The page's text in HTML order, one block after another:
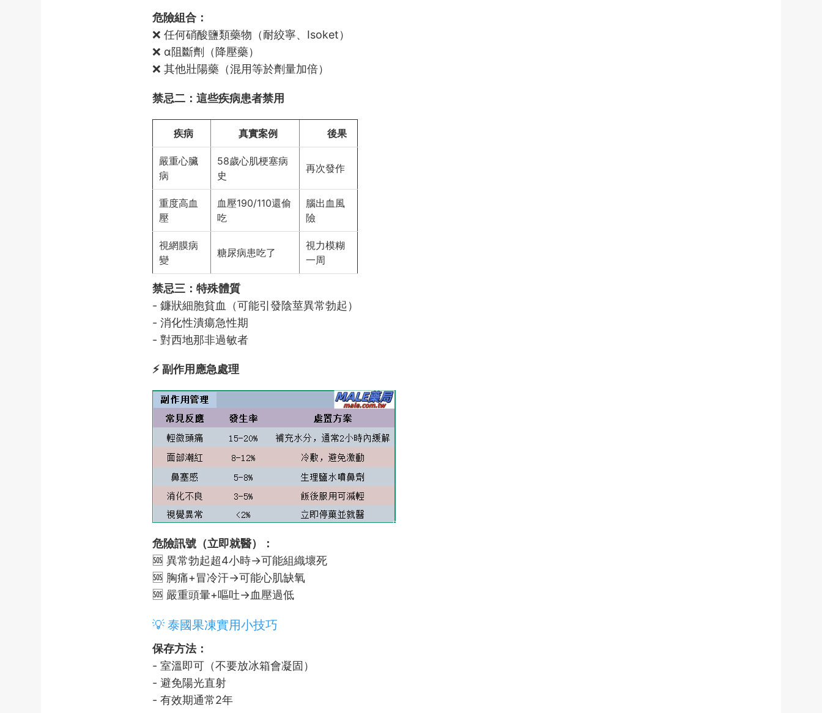
危險組合：
❌ 任何硝酸鹽類藥物（耐絞寧、Isoket）
❌ α阻斷劑（降壓藥）
❌ 其他壯陽藥（混用等於劑量加倍）
禁忌二：這些疾病患者禁用
疾病 真實案例 後果
嚴重心臟
病
58歲心肌梗塞病
史
再次發作
重度高血
壓
血壓190/110還偷
吃
腦出血風
險
視網膜病
變
糖尿病患吃了
視力模糊
一周
禁忌三：特殊體質
- 鐮狀細胞貧血（可能引發陰莖異常勃起）
- 消化性潰瘍急性期
- 對西地那非過敏者
⚡ 副作用應急處理
危險訊號（立即就醫）：
🆘 異常勃起超4小時→可能組織壞死
🆘 胸痛+冒冷汗→可能心肌缺氧
🆘 嚴重頭暈+嘔吐→血壓過低
💡 泰國果凍實用小技巧
保存方法：
- 室溫即可（不要放冰箱會凝固）
- 避免陽光直射
- 有效期通常2年